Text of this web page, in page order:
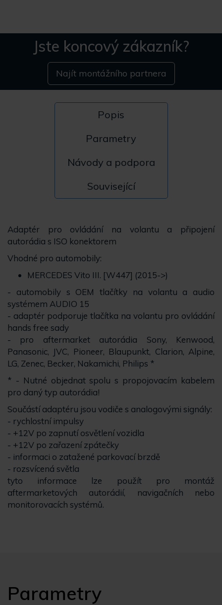
Jste koncový zákazník?
Najít montážního partnera
Popis
Parametry
Návody a podpora
Související
Adaptér pro ovládání na volantu a připojení
autorádia s ISO konektorem
Vhodné pro automobily:
MERCEDES Vito III. [W447] (2015->)
- automobily s OEM tlačítky na volantu a audio
systémem AUDIO 15
- adaptér podporuje tlačítka na volantu pro ovládání
hands free sady
- pro aftermarket autorádia Sony, Kenwood,
Panasonic, JVC, Pioneer, Blaupunkt, Clarion, Alpine,
LG, Zenec, Becker, Nakamichi, Philips *
* - Nutné objednat spolu s propojovacím kabelem
pro daný typ autorádia!
Součástí adaptéru jsou vodiče s analogovými signály:
- rychlostní impulsy
- +12V po zapnutí osvětlení vozidla
- +12V po zařazení zpátečky
- informaci o zatažené parkovací brzdě
- rozsvícená světla
tyto informace lze použít pro montáž
aftermarketových autorádií, navigačních nebo
monitorovacích systémů.
Parametry